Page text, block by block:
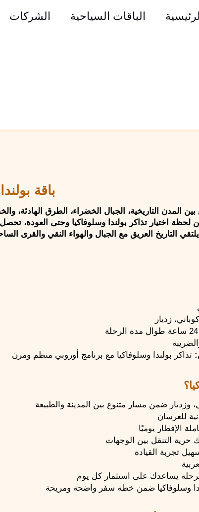
الشركات الباقات السياحية
باقة
التاريخ العريق مع الجبال والهواء النقي والقرى
زديار
تذاكر بولندا وسلوفاكيا مع برنامج أوروبي منظم ومرن
وزديار ضمن مسار متنوع بين المدينة والطبيعة
للعرسان
حرية التنقل بين الوجهات
تجربة القيادة
يساعدك على استثمار كل يوم
وسلوفاكيا ضمن خطة سفر واضحة ومريحة